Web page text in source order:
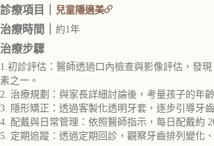
診療項目｜ 兒童隱適美
治療時間｜ 約1年
治療步驟
1.初診評估：醫師透過口內檢查與影像評估，發
素之一。
2. 治療規劃：與家長詳細討論後，考量孩子的年
3. 隱形矯正：透過客製化透明牙套，逐步引導牙
4. 配戴與日常管理：依照醫師指示，每日配戴約
5. 定期追蹤：透過定期回診，觀察牙齒排列變化